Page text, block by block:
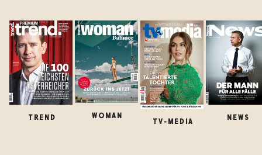
TREND WOMAN
TV-MEDIA
NEWS